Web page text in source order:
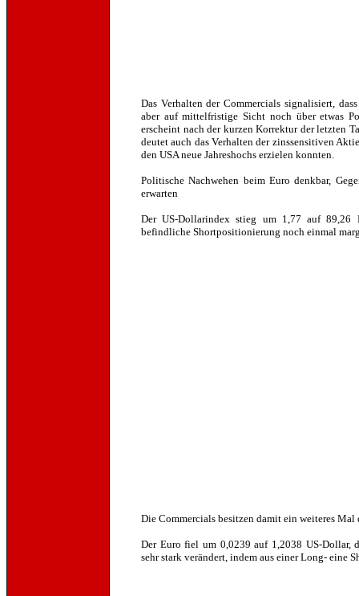
Das Verhalten der Commercials signalisiert,
aber auf mittelfristige Sicht noch über etwas
erscheint nach der kurzen Korrektur der letzten
deutet auch das Verhalten der zinssensitiven
den USA neue Jahreshochs erzielen konnten.
Politische Nachwehen beim Euro denkbar,
erwarten
Der US-Dollarindex stieg um 1,77 auf 89,26
befindliche Shortpositionierung noch einmal
Die Commercials besitzen damit ein weiteres
Der Euro fiel um 0,0239 auf 1,2038 US-Dollar,
sehr stark verändert, indem aus einer Long- eine